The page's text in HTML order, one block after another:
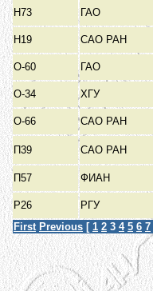
Н73 ГАО
Н19 САО РАН
О-60 ГАО
О-34 ХГУ
О-66 САО РАН
П39 САО РАН
П57 ФИАН
Р26 РГУ
First Previous [ 1 2 3 4 5 6 7